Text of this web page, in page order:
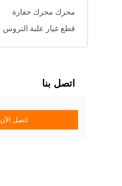
محرك محرك حفارة
قطع غيار علبة التروس
اتصل بنا
اتصل الآن